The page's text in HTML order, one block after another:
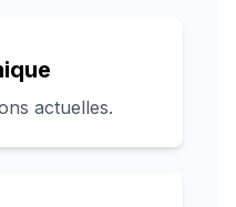
actuelles.